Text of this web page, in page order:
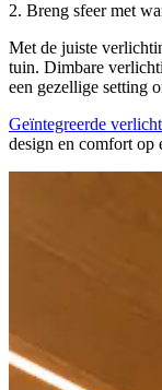
2. Breng sfeer met
Met de juiste
tuin. Dimbare
een gezellige setting
Geïntegreerde
design en comfort op